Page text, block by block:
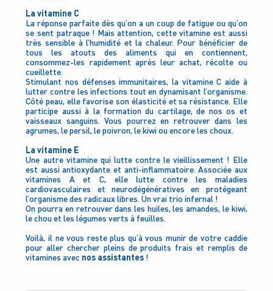
La vitamine C
La réponse parfaite dès qu’on a un coup de fatigue ou qu’on
se sent patraque ! Mais attention, cette vitamine est aussi
très sensible à l’humidité et la chaleur. Pour bénéficier de
tous les atouts des aliments qui en contiennent,
consommez-les rapidement après leur achat, récolte ou
cueillette.
Stimulant nos défenses immunitaires, la vitamine C aide à
lutter contre les infections tout en dynamisant l’organisme.
Côté peau, elle favorise son élasticité et sa résistance. Elle
participe aussi à la formation du cartilage, de nos os et
vaisseaux sanguins. Vous pourrez en retrouver dans les
agrumes, le persil, le poivron, le kiwi ou encore les choux.
La vitamine E
Une autre vitamine qui lutte contre le vieillissement ! Elle
est aussi antioxydante et anti-inflammatoire. Associée aux
vitamines A et C, elle lutte contre les maladies
cardiovasculaires et neurodégénératives en protégeant
l’organisme des radicaux libres. Un vrai trio infernal !
On pourra en retrouver dans les huiles, les amandes, le kiwi,
le chou et les légumes verts à feuilles.
Voilà, il ne vous reste plus qu’à vous munir de votre caddie
pour aller chercher pleins de produits frais et remplis de
vitamines avec nos assistantes !